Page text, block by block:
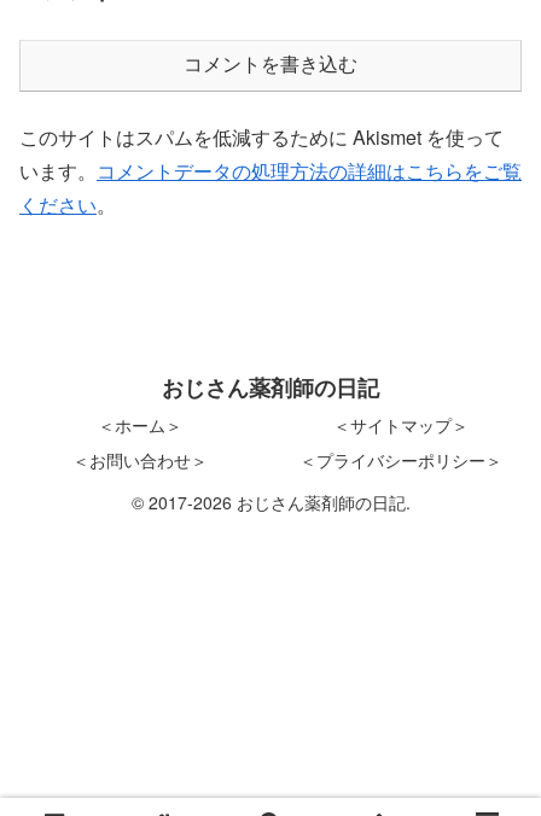
コメントを書き込む
このサイトはスパムを低減するために Akismet を使って
います。 コメントデータの処理方法の詳細はこちらをご覧
ください。
おじさん薬剤師の日記
＜ホーム＞
＜サイトマップ＞
＜お問い合わせ＞
＜プライバシーポリシー＞
© 2017-2026 おじさん薬剤師の日記.